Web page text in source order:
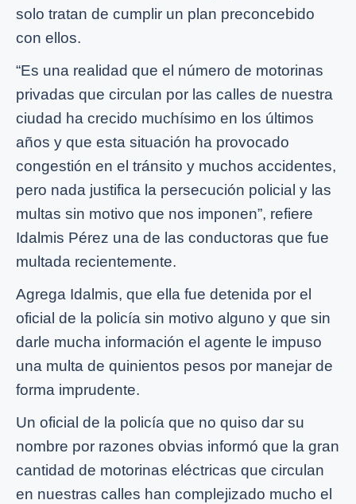
solo tratan de cumplir un plan preconcebido
con ellos.
“Es una realidad que el número de motorinas
privadas que circulan por las calles de nuestra
ciudad ha crecido muchísimo en los últimos
años y que esta situación ha provocado
congestión en el tránsito y muchos accidentes,
pero nada justifica la persecución policial y las
multas sin motivo que nos imponen”, refiere
Idalmis Pérez una de las conductoras que fue
multada recientemente.
Agrega Idalmis, que ella fue detenida por el
oficial de la policía sin motivo alguno y que sin
darle mucha información el agente le impuso
una multa de quinientos pesos por manejar de
forma imprudente.
Un oficial de la policía que no quiso dar su
nombre por razones obvias informó que la gran
cantidad de motorinas eléctricas que circulan
en nuestras calles han complejizado mucho el